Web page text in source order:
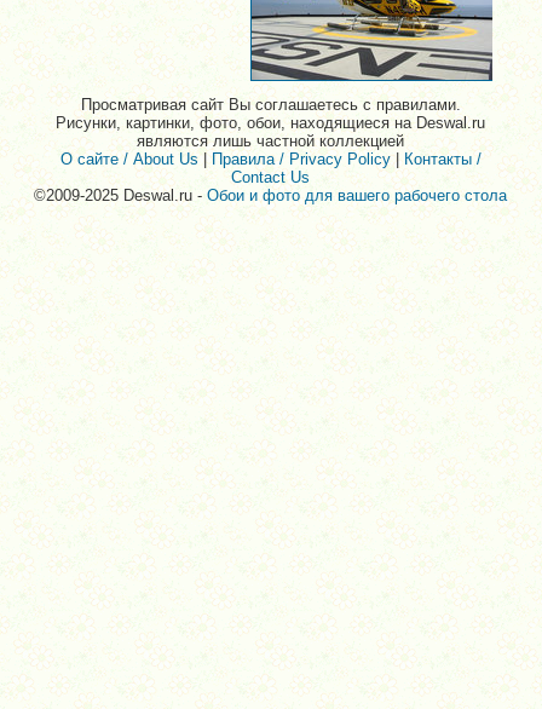
Просматривая сайт Вы соглашаетесь с правилами.
Рисунки, картинки, фото, обои, находящиеся на Deswal.ru
являются лишь частной коллекцией
О сайте / About Us |Правила / Privacy Policy| Контакты /
Contact Us
©2009-2025 Deswal.ru -Обои и фото для вашего рабочего стола